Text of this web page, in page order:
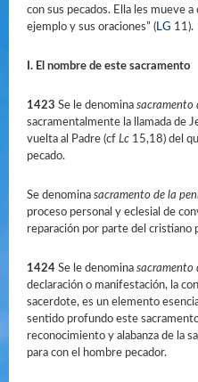
con sus pecados. Ella les mueve
ejemplo y sus oraciones” (LG 11).
I. El nombre de este sacramento
1423 Se le denomina sacramento
sacramentalmente la llamada de
vuelta al Padre (cf Lc 15,18) del
pecado.
Se denomina sacramento de la
proceso personal y eclesial de
reparación por parte del cristiano
1424 Se le denomina sacramento
declaración o manifestación, la
sacerdote, es un elemento
sentido profundo este
reconocimiento y alabanza de la
para con el hombre pecador.